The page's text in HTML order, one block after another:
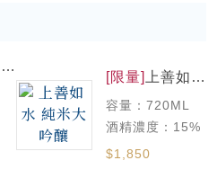
[限量]
上善如水
容量：720ML
酒精濃度：15%
$1,850